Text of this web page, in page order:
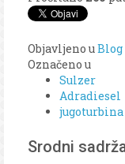
Objavljeno uBlog
Označeno u
Sulzer
Adradiesel
jugoturbina
Srodni